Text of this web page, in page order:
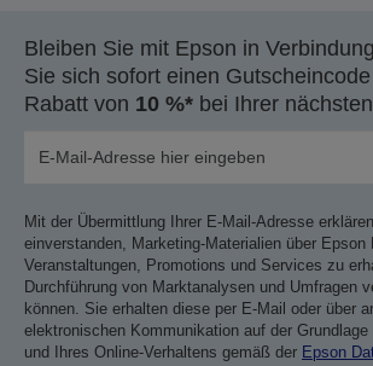
Bleiben Sie mit Epson in
Sie sich sofort einen
Rabatt von 10 %* bei Ihrer
Mit der Übermittlung Ihrer E-Mail-Adresse
einverstanden, Marketing-Materialien über Epson
Veranstaltungen, Promotions und Services zu
Durchführung von Marktanalysen und Umfragen
können. Sie erhalten diese per E-Mail oder über
elektronischen Kommunikation auf der
und Ihres Online-Verhaltens gemäß der Epson